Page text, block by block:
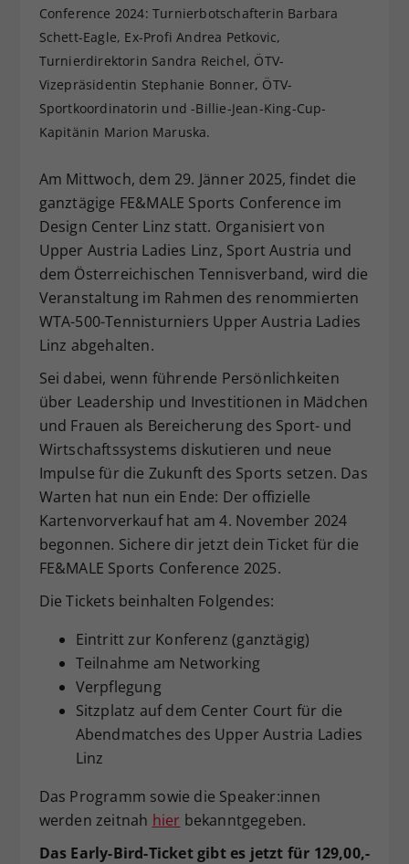
Conference 2024: Turnierbotschafterin Barbara
Schett-Eagle, Ex-Profi Andrea Petkovic,
Turnierdirektorin Sandra Reichel, ÖTV-
Vizepräsidentin Stephanie Bonner, ÖTV-
Sportkoordinatorin und -Billie-Jean-King-Cup-
Kapitänin Marion Maruska.
Am Mittwoch, dem 29. Jänner 2025, findet die
ganztägige FE&MALE Sports Conference im
Design Center Linz statt. Organisiert von
Upper Austria Ladies Linz, Sport Austria und
dem Österreichischen Tennisverband, wird die
Veranstaltung im Rahmen des renommierten
WTA-500-Tennisturniers Upper Austria Ladies
Linz abgehalten.
Sei dabei, wenn führende Persönlichkeiten
über Leadership und Investitionen in Mädchen
und Frauen als Bereicherung des Sport- und
Wirtschaftssystems diskutieren und neue
Impulse für die Zukunft des Sports setzen. Das
Warten hat nun ein Ende: Der offizielle
Kartenvorverkauf hat am 4. November 2024
begonnen. Sichere dir jetzt dein Ticket für die
FE&MALE Sports Conference 2025.
Die Tickets beinhalten Folgendes:
Eintritt zur Konferenz (ganztägig)
Teilnahme am Networking
Verpflegung
Sitzplatz auf dem Center Court für die
Abendmatches des Upper Austria Ladies
Linz
Das Programm sowie die Speaker:innen
werden zeitnah hier bekanntgegeben.
Das Early-Bird-Ticket gibt es jetzt für 129,00,-
Zweck
Dieser Wert speichert Ihre Consent-
Einstellungen. Unter anderem eine
zufällig generierte ID, für die
historische Speicherung Ihrer
vorgenommen Einstellungen, falls der
hat.